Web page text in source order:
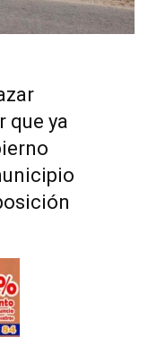
que ya